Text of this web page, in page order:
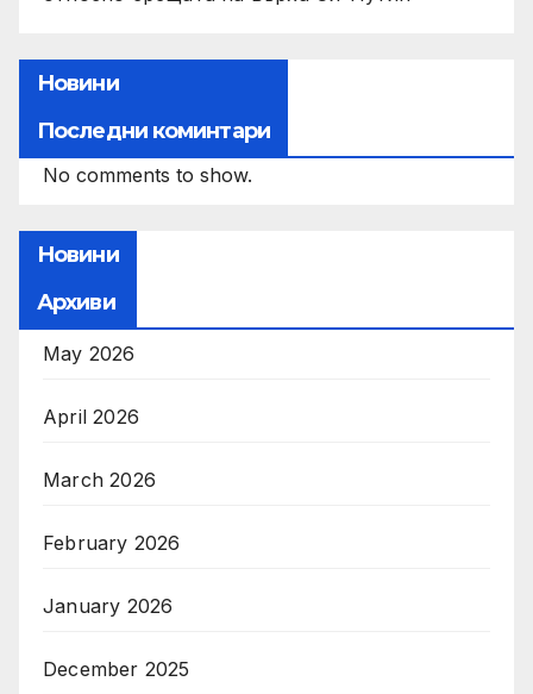
Новини
Последни коминтари
No comments to show.
Новини
Архиви
May 2026
April 2026
March 2026
February 2026
January 2026
December 2025